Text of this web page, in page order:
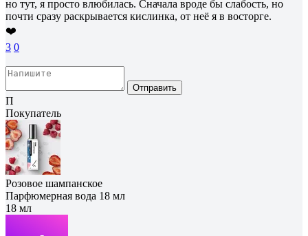
но тут, я просто влюбилась. Сначала вроде бы слабость, но
почти сразу раскрывается кислинка, от неё я в восторге.
❤️
3 0
Отправить
П
Покупатель
Розовое шампанское
Парфюмерная вода 18 мл
18 мл